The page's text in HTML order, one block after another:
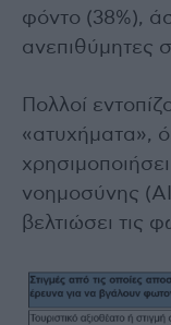
φόντο (38%),
ανεπιθύμητες
Πολλοί
«ατυχήματα»,
νοημοσύνης
βελτιώσει τις